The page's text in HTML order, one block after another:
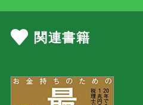
関連書籍